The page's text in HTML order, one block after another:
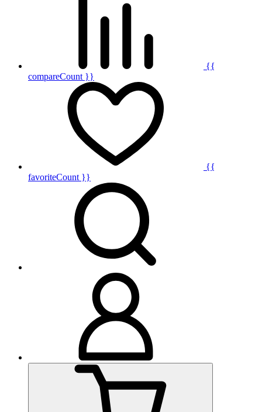
{{
compareCount }}
{{
favoriteCount }}